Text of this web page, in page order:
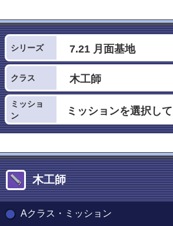
シリーズ
クラス
ミッショ
ン
木工師
Aクラス・ミッション